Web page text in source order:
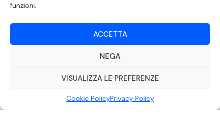
funzioni.
ACCETTA
NEGA
VISUALIZZA LE PREFERENZE
Cookie PolicyPrivacy Policy
DOCUMENTO REDATTO AI SENSI DELL’ART. 6 DEL DECRETO DEL MINISTRO